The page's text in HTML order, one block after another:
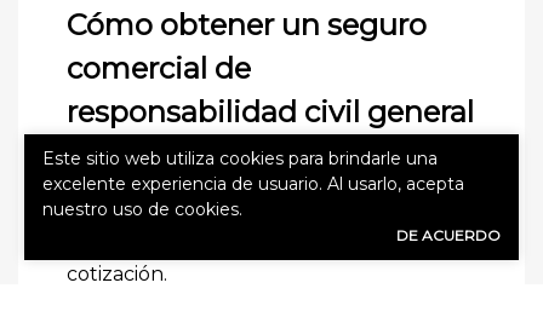
Cómo obtener un seguro
comercial de
responsabilidad civil general
Nuestro equipo puede ayudarlo a
obtener su póliza de seguro comercial de
responsabilidad general. Contáctenos hoy
para obtener información adicional o una
cotización.
Este sitio web utiliza cookies para brindarle una
excelente experiencia de usuario. Al usarlo, acepta
nuestro uso de cookies.
DE ACUERDO